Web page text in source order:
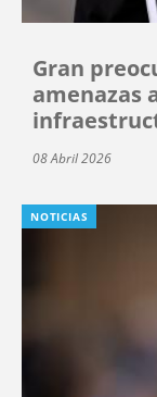
Gran
amenazas
08 Abril 2026
NOTICIAS